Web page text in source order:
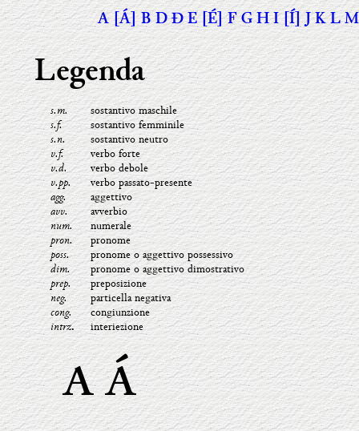
A [Á] B D Ð E [É] F G H I [Í] J K L M
Legenda
s.m.
s.f.
s.n.
v.f.
v.d.
v.pp.
agg.
avv.
num.
pron.
poss.
dim.
prep.
neg.
cong.
intrz.
sostantivo maschile
sostantivo femminile
sostantivo neutro
verbo forte
verbo debole
verbo passato-presente
aggettivo
avverbio
numerale
pronome
pronome o aggettivo possessivo
pronome o aggettivo dimostrativo
preposizione
particella negativa
congiunzione
interiezione
A Á